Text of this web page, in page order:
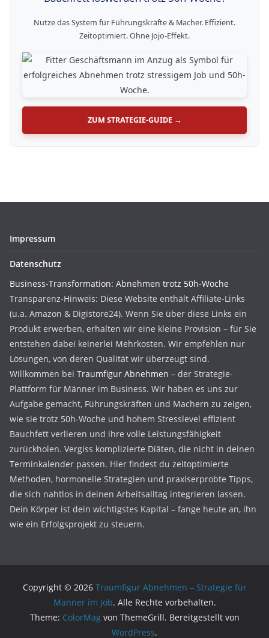
Nutze das System für Führungskräfte & Macher. Effizient.
Zeitoptimiert. Ohne Jojo-Effekt.
ZUM STRATEGIE-GUIDE →
Impressum
Datenschutz
Business-Transformation: Abnehmen trotz 50h-Woche
Transparenz-Hinweis: Diese Website enthält Affiliate-Links
(u.a. Amazon & Digistore24). Wenn Sie über diese Links ein
Produkt erwerben, erhalten wir eine kleine Provision – für Sie
entstehen dabei keinerlei Mehrkosten. Wir empfehlen nur
Lösungen, von deren Qualität wir überzeugt sind.
Willkommen bei Traumfigur Abnehmen – der Strategie-
Plattform für Männer im Business. Wir haben es uns zur
Aufgabe gemacht, Führungskräften und Machern zu zeigen,
wie sie trotz 50h-Woche und hohem Stresslevel effizient
Bauchfett verlieren und ihre volle Leistungsfähigkeit
zurückholen. Vergiss komplizierte Diäten, die nicht in deinen
Terminkalender passen. Hier findest du zeitoptimierte
Methoden, hormonelle Strategien und praxiserprobte Tipps,
die sich nahtlos in deinen Arbeitsalltag integrieren lassen.
Dein Körper ist dein wichtigstes Kapital – fange heute an, ihn
wie ein Erfolgsprojekt zu steuern.
Copyright © 2026 Traumfigur Abnehmen – Strategie für
Männer im Job. Alle Rechte vorbehalten.
Theme: ColorMagvon ThemeGrill. Bereitgestellt von
WordPress.